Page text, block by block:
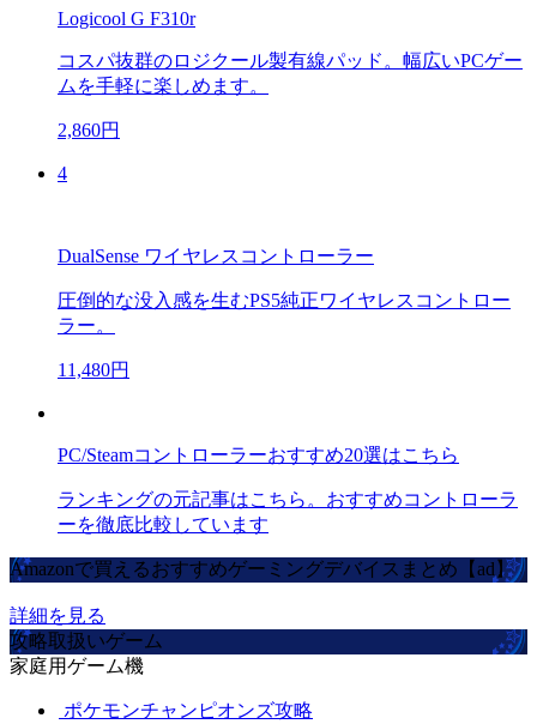
Logicool G F310r
コスパ抜群のロジクール製有線パッド。幅広いPCゲー
ムを手軽に楽しめます。
2,860円
4
DualSense ワイヤレスコントローラー
圧倒的な没入感を生むPS5純正ワイヤレスコントロー
ラー。
11,480円
PC/Steamコントローラーおすすめ20選はこちら
ランキングの元記事はこちら。おすすめコントローラ
ーを徹底比較しています
Amazonで買えるおすすめゲーミングデバイスまとめ【ad】
詳細を見る
攻略取扱いゲーム
家庭用ゲーム機
ポケモンチャンピオンズ攻略